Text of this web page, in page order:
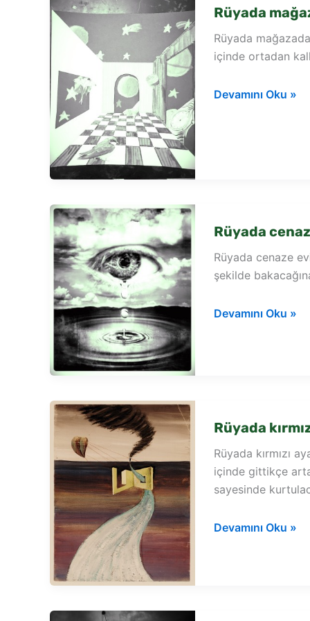
Rüyada
Rüyada
içinde ortadan
Rüyada
Devamını Oku »
Rüyada
Rüyada cenaze
şekilde
Rüyada
Devamını Oku »
Rüyada
Rüyada kırmızı
içinde gittikçe
sayesinde
Rüyada
Devamını Oku »